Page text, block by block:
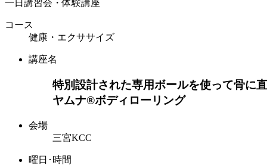
一日講習会・体験講座
コース
健康・エクササイズ
講座名
特別設計された専用ボールを使って骨に
ヤムナ®ボディローリング
会場
三宮KCC
曜日･時間